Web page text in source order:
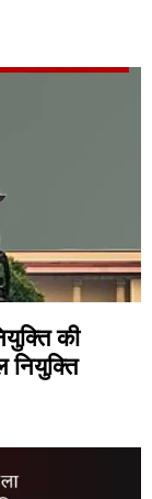
की
नियुक्ति